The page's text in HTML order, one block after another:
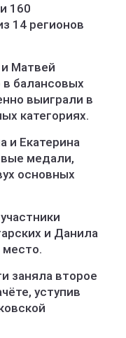
160
14 регионов
Матвей
балансовых
выиграли в
категориях.
и Екатерина
медали,
основных
и Данила
место.
заняла второе
уступив